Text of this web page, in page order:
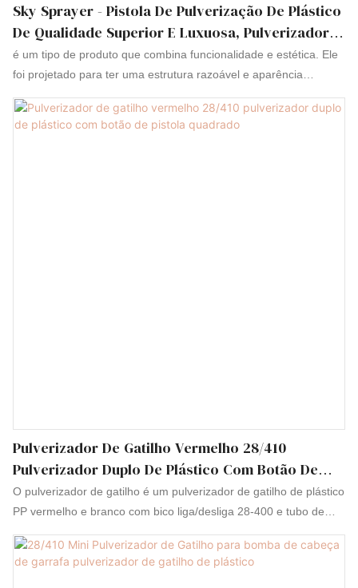
Sky Sprayer - Pistola De Pulverização De Plástico
De Qualidade Superior E Luxuosa, Pulverizador
De Gatilho Regular
é um tipo de produto que combina funcionalidade e estética. Ele
foi projetado para ter uma estrutura razoável e aparência
requintada, excelente o suficiente para chamar a atenção das
pessoas. Feito de matérias-primas que passaram nos testes de
qualidade, é especial com excelente desempenho
Pulverizador De Gatilho Vermelho 28/410
Pulverizador Duplo De Plástico Com Botão De
Pistola Quadrado
O pulverizador de gatilho é um pulverizador de gatilho de plástico
PP vermelho e branco com bico liga/desliga 28-400 e tubo de
imersão de 9,25 polegadas (saída de 1,3 cc). Este pulverizador
de gatilho foi equipado com um bico com duas configurações:
ligado e desligado. O polipropileno (PP) é marcado com o código